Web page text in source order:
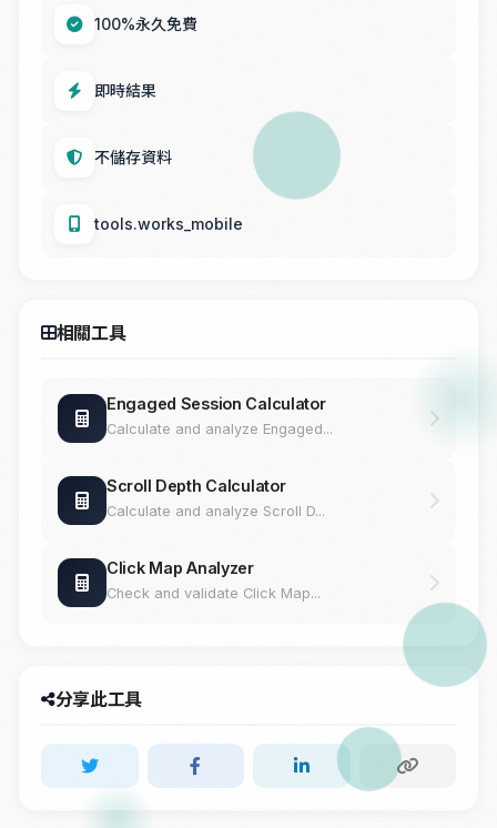
100%永久免費
即時結果
不儲存資料
tools.works_mobile
相關工具
Engaged Session Calculator
Calculate and analyze Engaged...
Scroll Depth Calculator
Calculate and analyze Scroll D...
Click Map Analyzer
Check and validate Click Map...
分享此工具